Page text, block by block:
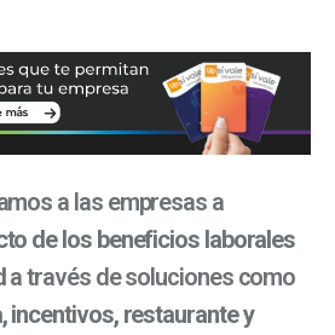
a las empresas a
de los beneficios laborales
a través de soluciones como
incentivos, restaurante y